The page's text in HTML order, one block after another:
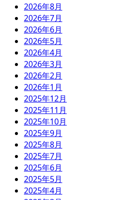
2026年8月
2026年7月
2026年6月
2026年5月
2026年4月
2026年3月
2026年2月
2026年1月
2025年12月
2025年11月
2025年10月
2025年9月
2025年8月
2025年7月
2025年6月
2025年5月
2025年4月